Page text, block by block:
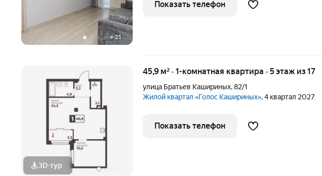
+21
двор и обеспечивают
Показать телефон
3D-тур
45,9 м² · 1-комнатная квартира · 5 этаж из 17
улица Братьев Кашириных,82/1
Жилой квартал «Голос Кашириных», 4 квартал 2027
Показать телефон